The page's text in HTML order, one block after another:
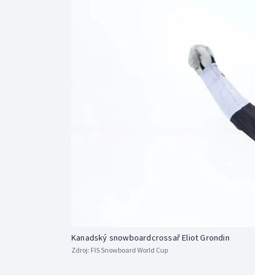
Florbal
Futsal
Kanadský snowboardcrossař Eliot Grondin
Zdroj: FIS Snowboard World Cup